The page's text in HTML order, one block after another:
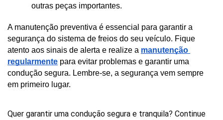
outras peças importantes.
A manutenção preventiva é essencial para garantir a
segurança do sistema de freios do seu veículo. Fique
atento aos sinais de alerta e realize a manutenção
regularmente para evitar problemas e garantir uma
condução segura. Lembre-se, a segurança vem sempre
em primeiro lugar.
Quer garantir uma condução segura e tranquila? Continue